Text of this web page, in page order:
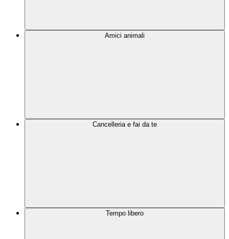
Amici animali
Cancelleria e fai da te
Tempo libero